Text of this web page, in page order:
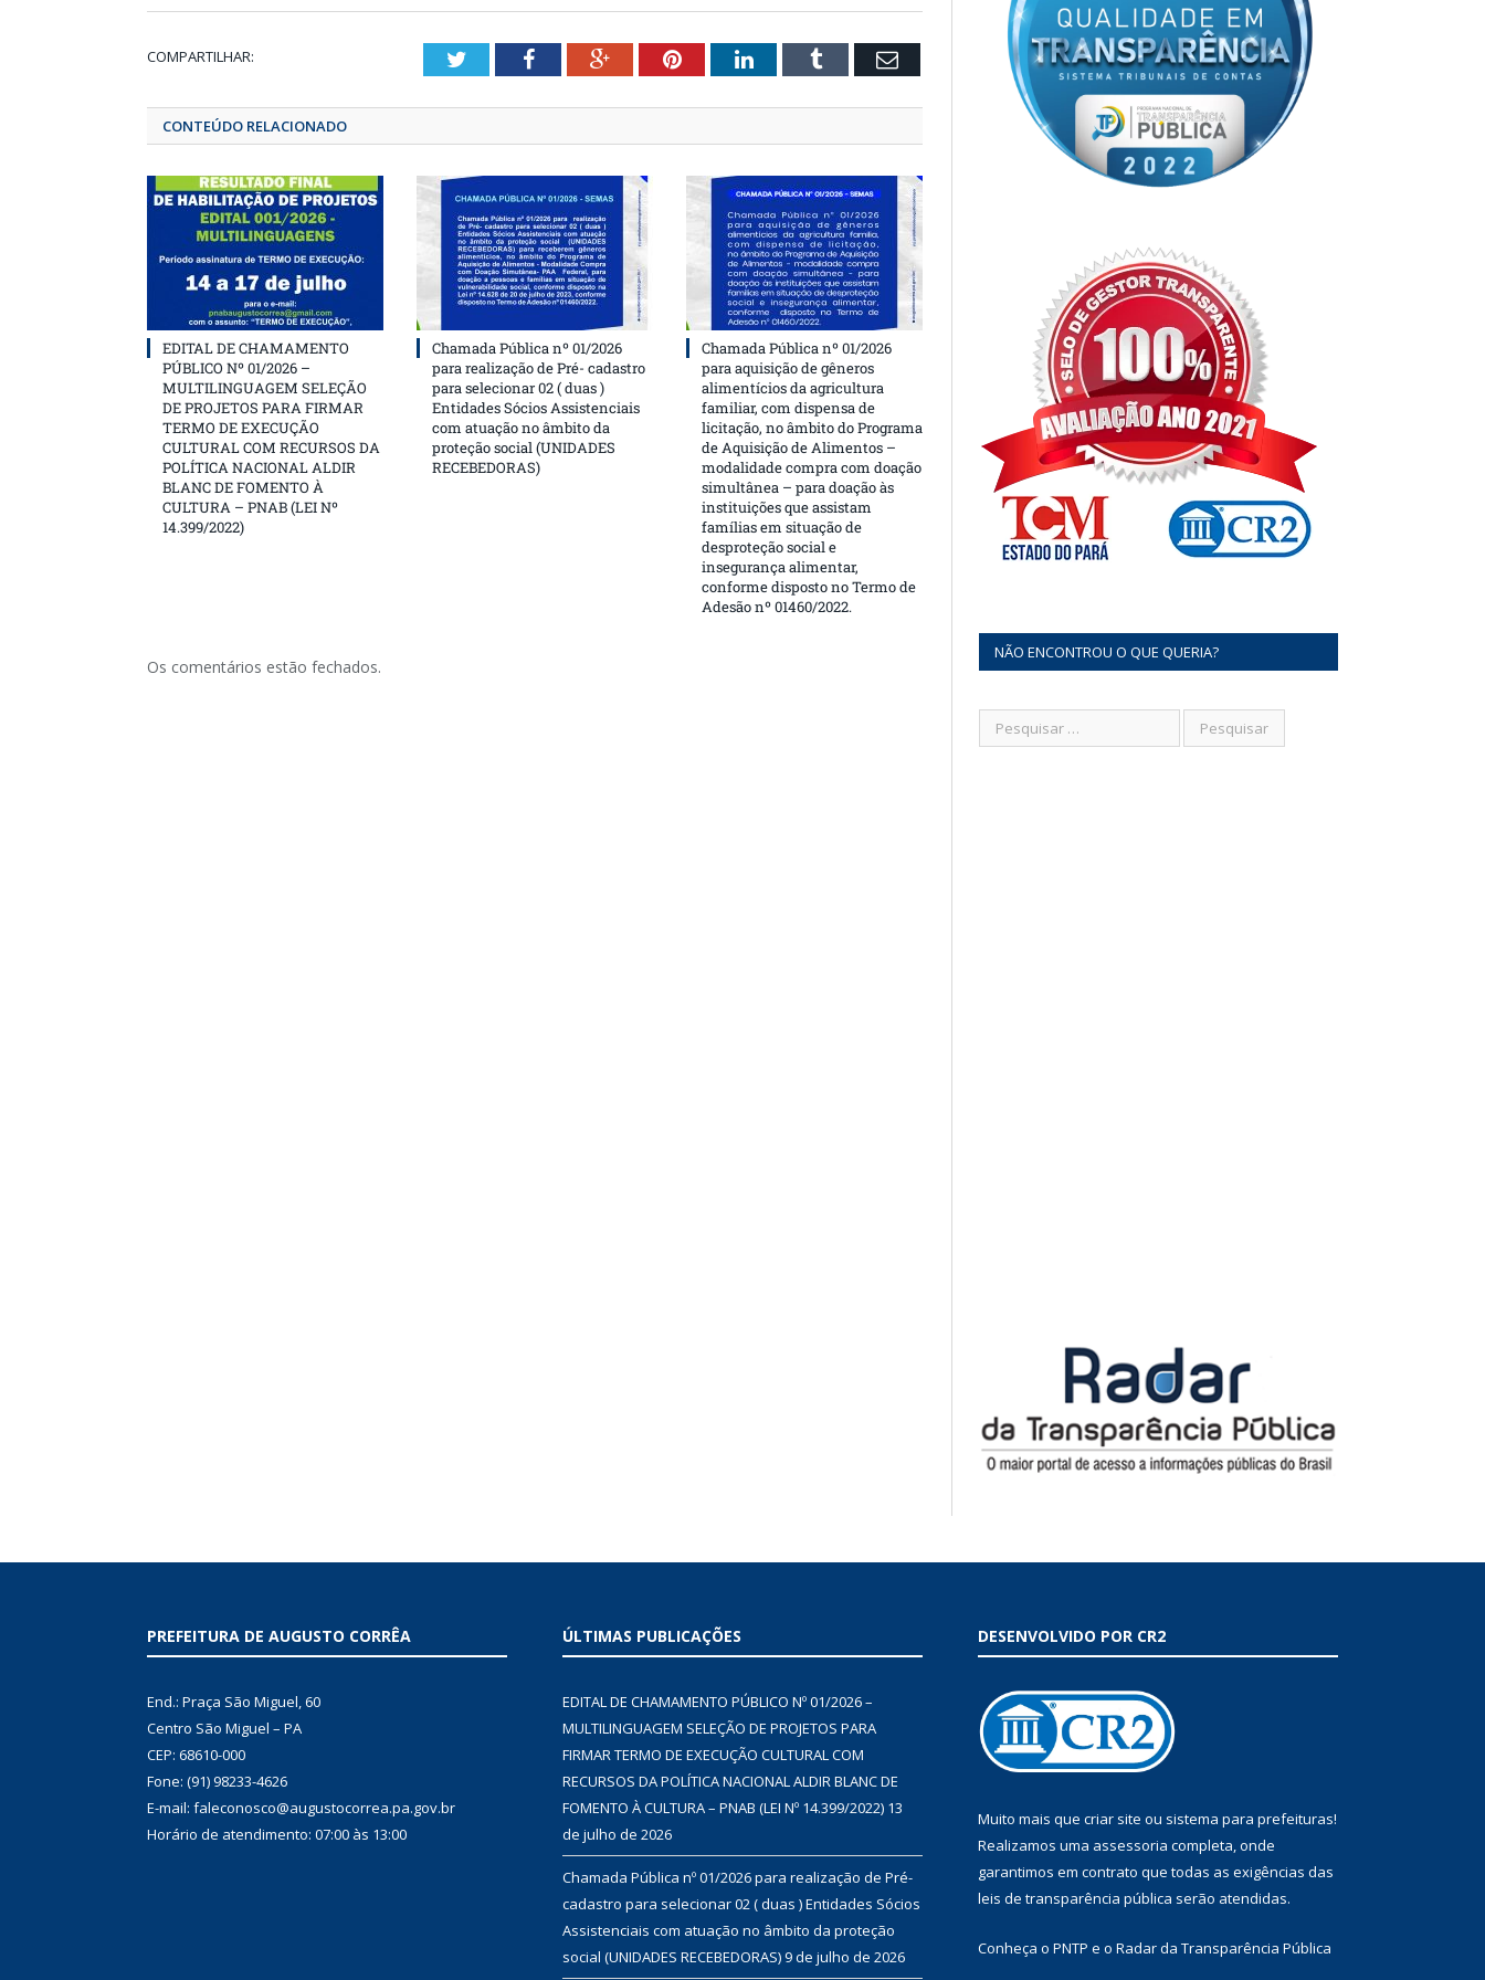
COMPARTILHAR: TwitterFacebookGoogle+Pinterest
LinkedInTumblrEmail
CONTEÚDO RELACIONADO
EDITAL DE CHAMAMENTO
PÚBLICO Nº 01/2026 –
MULTILINGUAGEM SELEÇÃO
DE PROJETOS PARA FIRMAR
TERMO DE EXECUÇÃO
CULTURAL COM RECURSOS DA
POLÍTICA NACIONAL ALDIR
BLANC DE FOMENTO À
CULTURA – PNAB (LEI Nº
14.399/2022)
Chamada Pública nº 01/2026
para realização de Pré- cadastro
para selecionar 02 ( duas )
Entidades Sócios Assistenciais
com atuação no âmbito da
proteção social (UNIDADES
RECEBEDORAS)
Chamada Pública nº 01/2026
para aquisição de gêneros
alimentícios da agricultura
familiar, com dispensa de
licitação, no âmbito do Programa
de Aquisição de Alimentos –
modalidade compra com doação
simultânea – para doação às
instituições que assistam
famílias em situação de
desproteção social e
insegurança alimentar,
conforme disposto no Termo de
Adesão nº 01460/2022.
Os comentários estão fechados.
NÃO ENCONTROU O QUE QUERIA?
PREFEITURA DE AUGUSTO CORRÊA
End.: Praça São Miguel, 60
Centro São Miguel – PA
CEP: 68610-000
Fone: (91) 98233-4626
E-mail: faleconosco@augustocorrea.pa.gov.br
Horário de atendimento: 07:00 às 13:00
ÚLTIMAS PUBLICAÇÕES
EDITAL DE CHAMAMENTO PÚBLICO Nº 01/2026 –
MULTILINGUAGEM SELEÇÃO DE PROJETOS PARA
FIRMAR TERMO DE EXECUÇÃO CULTURAL COM
RECURSOS DA POLÍTICA NACIONAL ALDIR BLANC DE
FOMENTO À CULTURA – PNAB (LEI Nº 14.399/2022) 13
de julho de 2026
Chamada Pública nº 01/2026 para realização de Pré-
cadastro para selecionar 02 ( duas ) Entidades Sócios
Assistenciais com atuação no âmbito da proteção
social (UNIDADES RECEBEDORAS)9 de julho de 2026
DESENVOLVIDO POR CR2
Muito mais que criar site ou sistema para prefeituras!
Realizamos uma assessoria completa, onde
garantimos em contrato que todas as exigências das
leis de transparência pública serão atendidas.
Conheça o PNTP e o Radar da Transparência Pública